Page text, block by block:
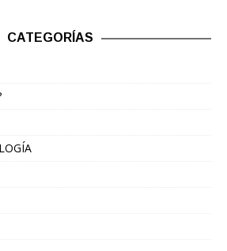
CATEGORÍAS